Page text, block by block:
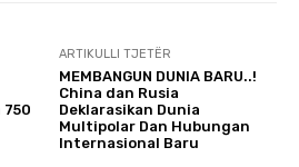
750
ARTIKULLI TJETËR
MEMBANGUN DUNIA BARU..!
China dan Rusia
Deklarasikan Dunia
Multipolar Dan Hubungan
Internasional Baru